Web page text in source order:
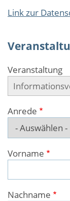
Link zur
Veranstaltung
Anrede
Vorname
Nachname